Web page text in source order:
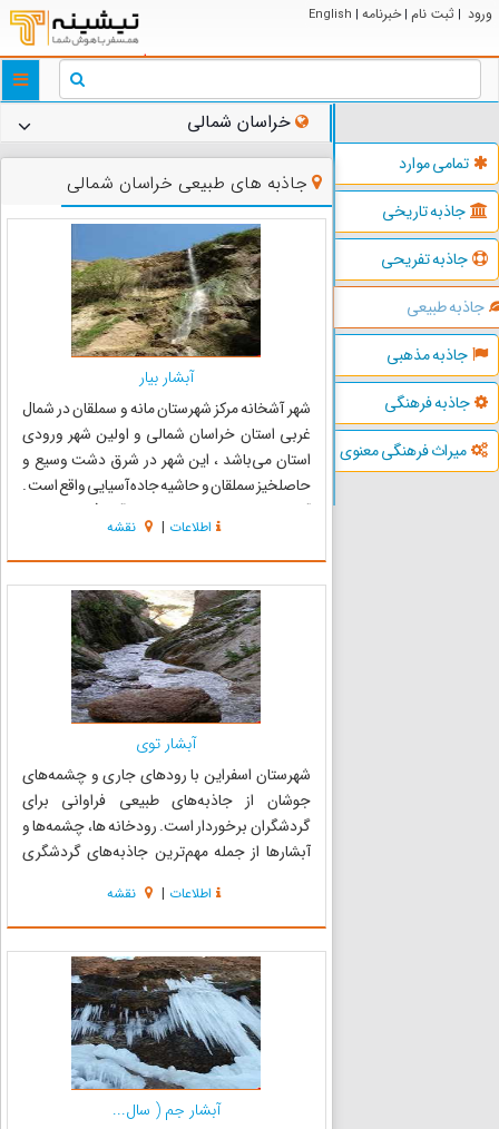
ورود | ثبت نام | خبرنامه |
English
تمامی موارد
جاذبه تاریخی
جاذبه تفریحی
جاذبه طبیعی
جاذبه مذهبی
جاذبه فرهنگی
میراث فرهنگی معنوی
خراسان شمالی
جاذبه های طبیعی خراسان شمالی
آبشار بیار
شهر آشخانه مرکز شهرستان مانه و سملقان در شمال
غربی استان خراسان شمالی و اولین شهر ورودی
استان می‌باشد ، این شهر در شرق دشت وسیع و
حاصلخیز سملقان و حاشیه جاده آسیایی واقع است .
آشخانه از جنوب به رشته کوههای آلاداغ و از شمال به
کوه دوچنگ واز غرب به کوه قورخود و از شرق به
ارتفاعات مانه ...
اطلاعات | نقشه
آبشار توی
شهرستان اسفراین با رودهای جاری و چشمه‌های
جوشان از جاذبه‌های طبیعی فراوانی برای
گردشگران برخوردار است. رودخانه ها، چشمه‌ها و
آبشارها از جمله مهم‌ترین جاذبه‌های گردشگری
دوستان ، از جایگاه ویژه ای برخوردار است . این
شهرستان با آب و هوای مناس...
اطلاعات | نقشه
آبشار جم ( سال...